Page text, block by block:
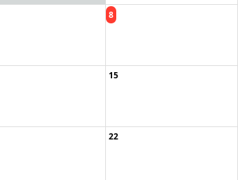
8
15
22